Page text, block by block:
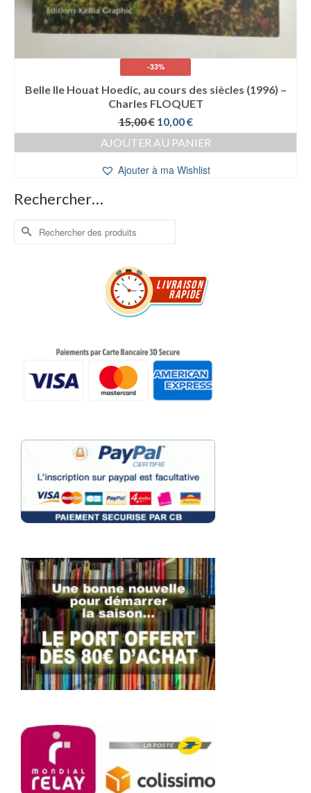
-33%
Belle Ile Houat Hoedic, au cours des siècles (1996) –
Charles FLOQUET
15,00€ Le
prix
initial
15,00 €.
10,00€Le
prix
actuel
10,00 €.
AJOUTER AU PANIER
Ajouter à ma Wishlist
Rechercher…
Rechercher :